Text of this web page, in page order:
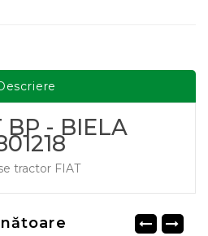
BP - BIELA
tractor FIAT